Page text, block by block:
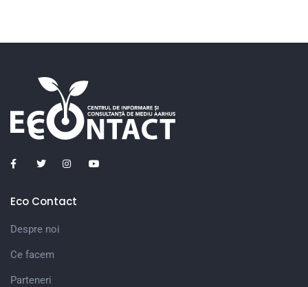
Eco Contact
Despre noi
Ce facem
Parteneri